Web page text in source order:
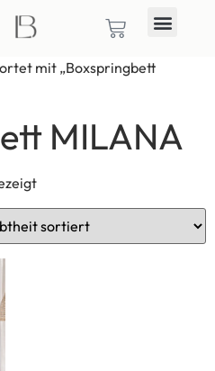
mit „Boxspringbett
MILANA